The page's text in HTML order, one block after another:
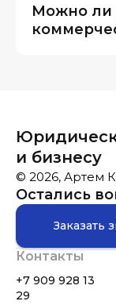
Можно ли
и бизнесу
© 2026, Артем
Остались
Заказать
Контакты
+7 909 928 13
29